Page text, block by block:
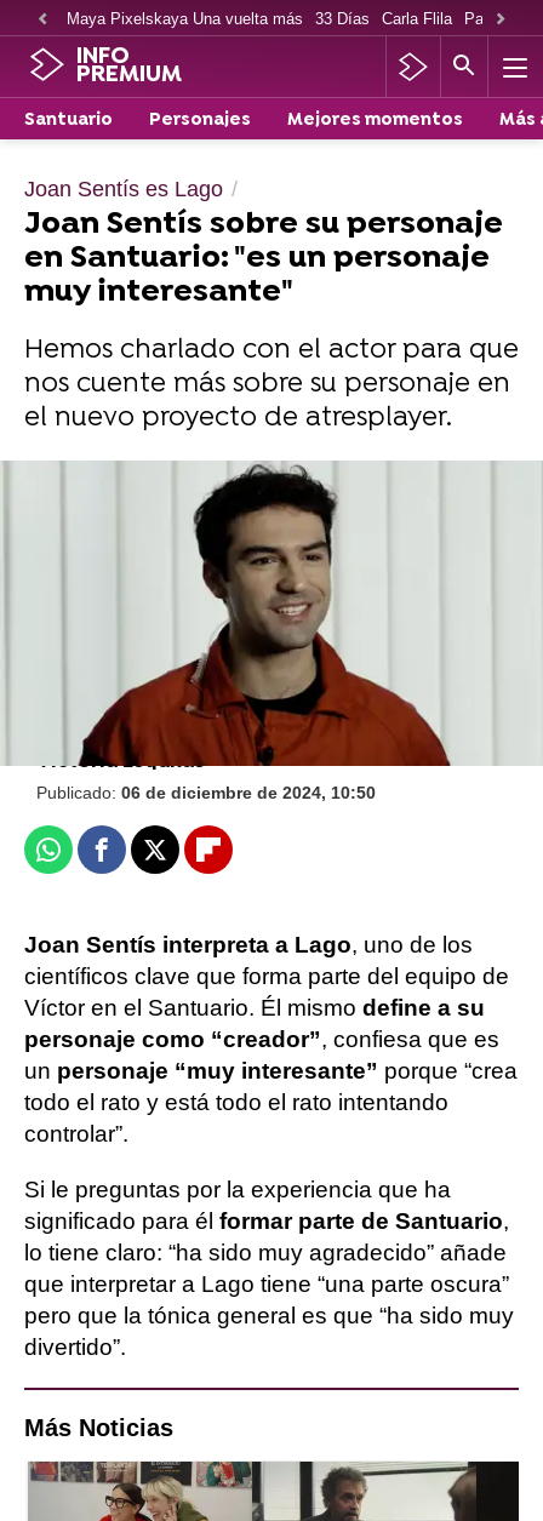
Maya Pixelskaya Una vuelta más 33 Días Carla Flila Paco
INFO
PREMIUM
Santuario Personajes Mejores momentos Más
Joan Sentís es Lago
Joan Sentís sobre su personaje
en Santuario: "es un personaje
muy interesante"
Hemos charlado con el actor para que
nos cuente más sobre su personaje en
el nuevo proyecto de atresplayer.
Aura Garrido sobre su personaje en Santuario
: "Valle es una ingeniera muy idealista con
una visión muy humanista de la inteligencia
Victoria Esquilas
Publicado: 06 de diciembre de 2024, 10:50
WhatsappFacebook
X Flipboard
Joan Sentís interpreta a Lago, uno de los
científicos clave que forma parte del equipo de
Víctor en el Santuario. Él mismo define a su
personaje como “creador”, confiesa que es
un personaje “muy interesante” porque “crea
todo el rato y está todo el rato intentando
controlar”.
Si le preguntas por la experiencia que ha
significado para él formar parte de Santuario,
lo tiene claro: “ha sido muy agradecido” añade
que interpretar a Lago tiene “una parte oscura”
pero que la tónica general es que “ha sido muy
divertido”.
Más Noticias